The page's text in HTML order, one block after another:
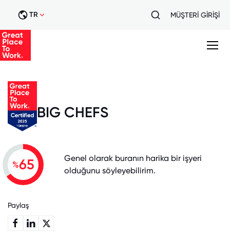
TR MÜŞTERİ GİRİŞİ
BIG CHEFS
%65
Genel olarak buranın harika bir işyeri
olduğunu söyleyebilirim.
Paylaş